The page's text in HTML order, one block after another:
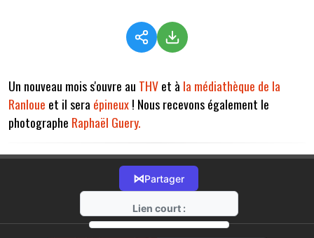
Un nouveau mois s'ouvre au THVet à la médiathèque de la
Ranloue et il sera épineux! Nous recevons également le
photographe Raphaël Guery.
⋈Partager
Lien court :